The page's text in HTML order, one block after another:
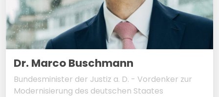
Dr. Marco Buschmann
Bundesminister der Justiz a. D. - Vordenker zur
Modernisierung des deutschen Staates